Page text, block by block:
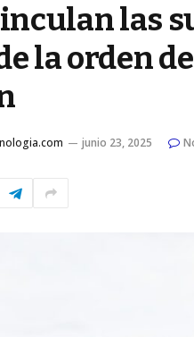
las
la orden
junio 23, 2025